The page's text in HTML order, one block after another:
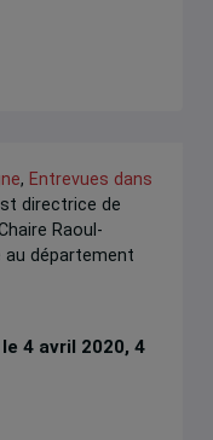
, Entrevues dans
directrice de
Raoul-
au département
4 avril 2020, 4